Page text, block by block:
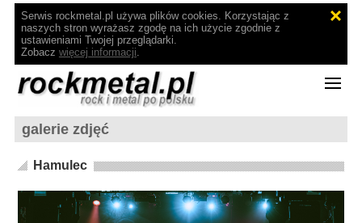
Serwis rockmetal.pl używa plików cookies. Korzystając z
naszych stron wyrażasz zgodę na ich użycie zgodnie z
ustawieniami Twojej przeglądarki.
Zobacz więcej informacji.
galerie zdjęć
Hamulec